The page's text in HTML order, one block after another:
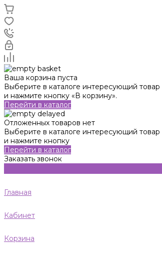
Ваша корзина пуста
Выберите в каталоге интересующий товар
и нажмите кнопку «В корзину».
Перейти в каталог
Отложенных товаров нет
Выберите в каталоге интересующий товар
и нажмите кнопку
Перейти в каталог
Заказать звонок
Главная
Кабинет
Корзина